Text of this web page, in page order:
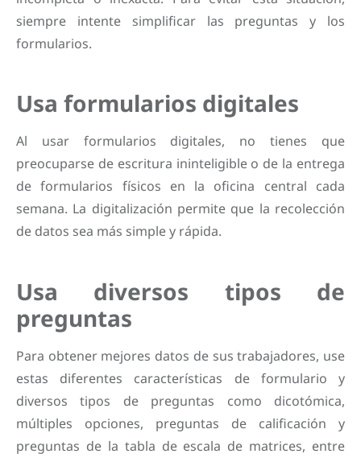
siempre intente simplificar las preguntas y los
formularios.
Usa formularios digitales
Al usar formularios digitales, no tienes que
preocuparse de escritura ininteligible o de la entrega
de formularios físicos en la oficina central cada
semana. La digitalización permite que la recolección
de datos sea más simple y rápida.
Usa diversos tipos de
preguntas
Para obtener mejores datos de sus trabajadores, use
estas diferentes características de formulario y
diversos tipos de preguntas como dicotómica,
múltiples opciones, preguntas de calificación y
preguntas de la tabla de escala de matrices, entre